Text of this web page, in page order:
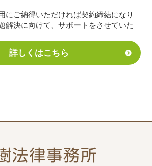
にご納得いただければ契約締結になり
解決に向けて、サポートをさせていた
詳しくはこちら